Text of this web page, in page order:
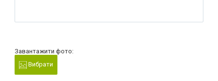
Завантажити фото:
Вибрати